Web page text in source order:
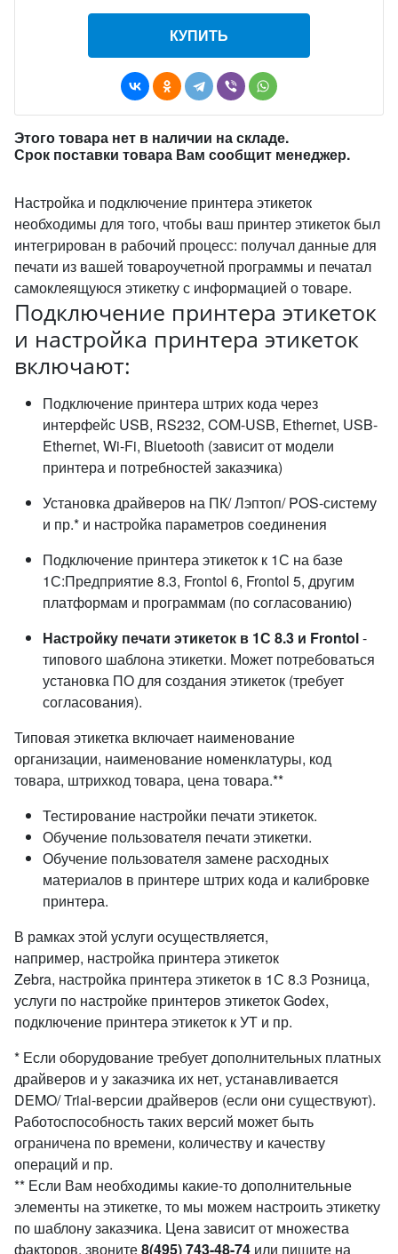
КУПИТЬ
Этого товара нет в наличии на складе.
Срок поставки товара Вам сообщит менеджер.
Настройка и подключение принтера этикеток
необходимы для того, чтобы ваш принтер этикеток был
интегрирован в рабочий процесс: получал данные для
печати из вашей товароучетной программы и печатал
самоклеящуюся этикетку с информацией о товаре.
Подключение принтера этикеток
и настройка принтера этикеток
включают:
Подключение принтера штрих кода через
интерфейс USB, RS232, COM-USB, Ethernet, USB-
Ethernet, Wi-Fi, Bluetooth (зависит от модели
принтера и потребностей заказчика)
Установка драйверов на ПК/ Лэптоп/ POS-систему
и пр.* и настройка параметров соединения
Подключение принтера этикеток к 1С на базе
1С:Предприятие 8.3, Frontol 6, Frontol 5, другим
платформам и программам (по согласованию)
Настройку печати этикеток в 1С 8.3 и Frontol-
типового шаблона этикетки. Может потребоваться
установка ПО для создания этикеток (требует
согласования).
Типовая этикетка включает наименование
организации, наименование номенклатуры, код
товара, штрихкод товара, цена товара.**
Тестирование настройки печати этикеток.
Обучение пользователя печати этикетки.
Обучение пользователя замене расходных
материалов в принтере штрих кода и калибровке
принтера.
В рамках этой услуги осуществляется,
например, настройка принтера этикеток
Zebra, настройка принтера этикеток в 1С 8.3 Розница,
услуги по настройке принтеров этикеток Godex,
подключение принтера этикеток к УТ и пр.
* Если оборудование требует дополнительных платных
драйверов и у заказчика их нет, устанавливается
DEMO/ Trial-версии драйверов (если они существуют).
Работоспособность таких версий может быть
ограничена по времени, количеству и качеству
операций и пр.
** Если Вам необходимы какие-то дополнительные
элементы на этикетке, то мы можем настроить этикетку
по шаблону заказчика. Цена зависит от множества
факторов, звоните8(495) 743-48-74 или пишите на